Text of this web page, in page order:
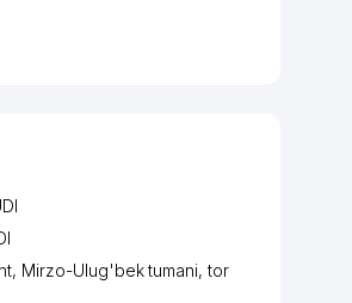
, Mirzo-Ulug'bek tumani,tor